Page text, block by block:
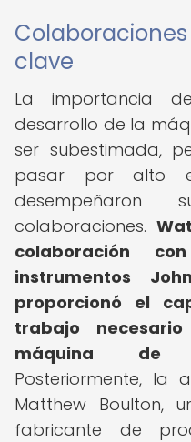
clave
La importancia
desarrollo de la
ser subestimada,
pasar por alto
desempeñaron
colaboraciones.
colaboración
instrumentos
proporcionó el
trabajo
máquina de
Posteriormente, la
Matthew Boulton,
fabricante de